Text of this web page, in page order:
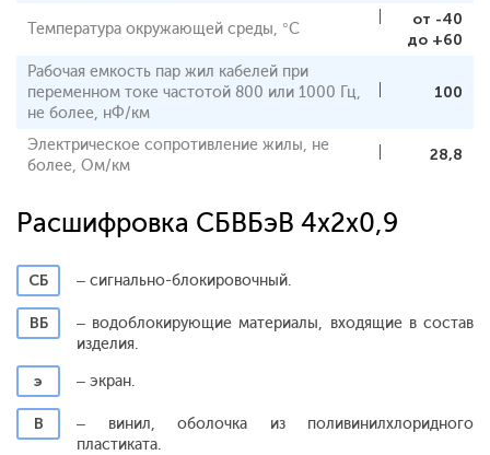
Температура окружающей среды, °С
от -40
до +60
Рабочая емкость пар жил кабелей при
переменном токе частотой 800 или 1000 Гц,
не более, нФ/км
100
Электрическое сопротивление жилы, не
более, Ом/км
28,8
Расшифровка СБВБэВ 4x2x0,9
СБ – сигнально-блокировочный.
ВБ
– водоблокирующие материалы, входящие в состав
изделия.
э
– экран.
В
– винил, оболочка из поливинилхлоридного
пластиката.